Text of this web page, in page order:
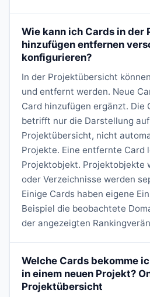
Wie kann ich Cards in der
hinzufügen entfernen
konfigurieren?
In der Projektübersicht
und entfernt werden. Neue
Card hinzufügen ergänzt. Die
betrifft nur die Darstellung
Projektübersicht, nicht
Projekte. Eine entfernte Card
Projektobjekt. Projektobjekte
oder Verzeichnisse werden
Einige Cards haben eigene
Beispiel die beobachtete
der angezeigten
Welche Cards bekomme
in einem neuen Projekt?
Projektübersicht